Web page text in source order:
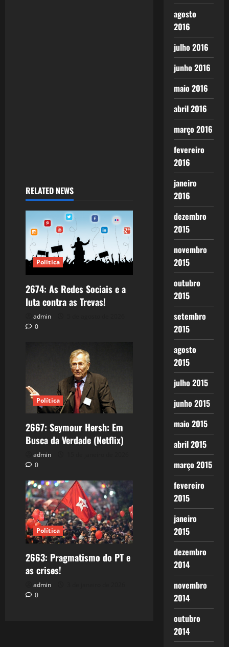
RELATED NEWS
Política
2674: As Redes Sociais e a
luta contra as Trevas!
admin
0
Política
2667: Seymour Hersh: Em
Busca da Verdade (Netflix)
admin
0
Política
2663: Pragmatismo do PT e
as crises!
admin
0
agosto
2016
julho 2016
junho 2016
maio 2016
abril 2016
março 2016
fevereiro
2016
janeiro
2016
dezembro
2015
novembro
2015
outubro
2015
setembro
2015
agosto
2015
julho 2015
junho 2015
maio 2015
abril 2015
março 2015
fevereiro
2015
janeiro
2015
dezembro
2014
novembro
2014
outubro
2014